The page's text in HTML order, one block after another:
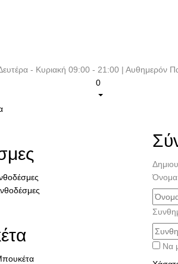
- Κυριακή 09:00 - 21:00 |
0
Όνομα
Να